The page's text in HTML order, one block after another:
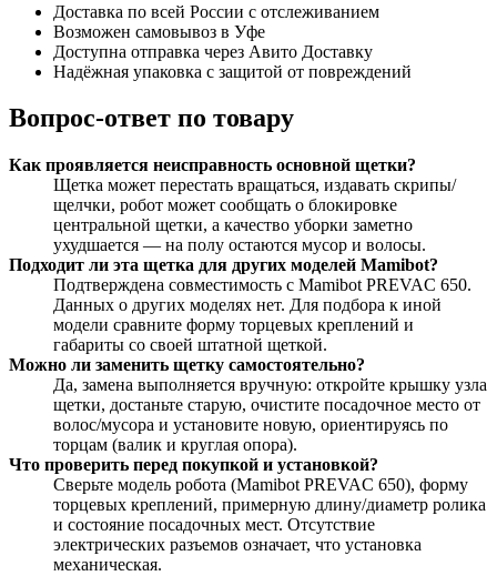
Доставка по всей России с отслеживанием
Возможен самовывоз в Уфе
Доступна отправка через Авито Доставку
Надёжная упаковка с защитой от повреждений
Вопрос-ответ по товару
Как проявляется неисправность основной щетки?
Щетка может перестать вращаться, издавать скрипы/
щелчки, робот может сообщать о блокировке
центральной щетки, а качество уборки заметно
ухудшается — на полу остаются мусор и волосы.
Подходит ли эта щетка для других моделей Mamibot?
Подтверждена совместимость с Mamibot PREVAC 650.
Данных о других моделях нет. Для подбора к иной
модели сравните форму торцевых креплений и
габариты со своей штатной щеткой.
Можно ли заменить щетку самостоятельно?
Да, замена выполняется вручную: откройте крышку узла
щетки, достаньте старую, очистите посадочное место от
волос/мусора и установите новую, ориентируясь по
торцам (валик и круглая опора).
Что проверить перед покупкой и установкой?
Сверьте модель робота (Mamibot PREVAC 650), форму
торцевых креплений, примерную длину/диаметр ролика
и состояние посадочных мест. Отсутствие
электрических разъемов означает, что установка
механическая.